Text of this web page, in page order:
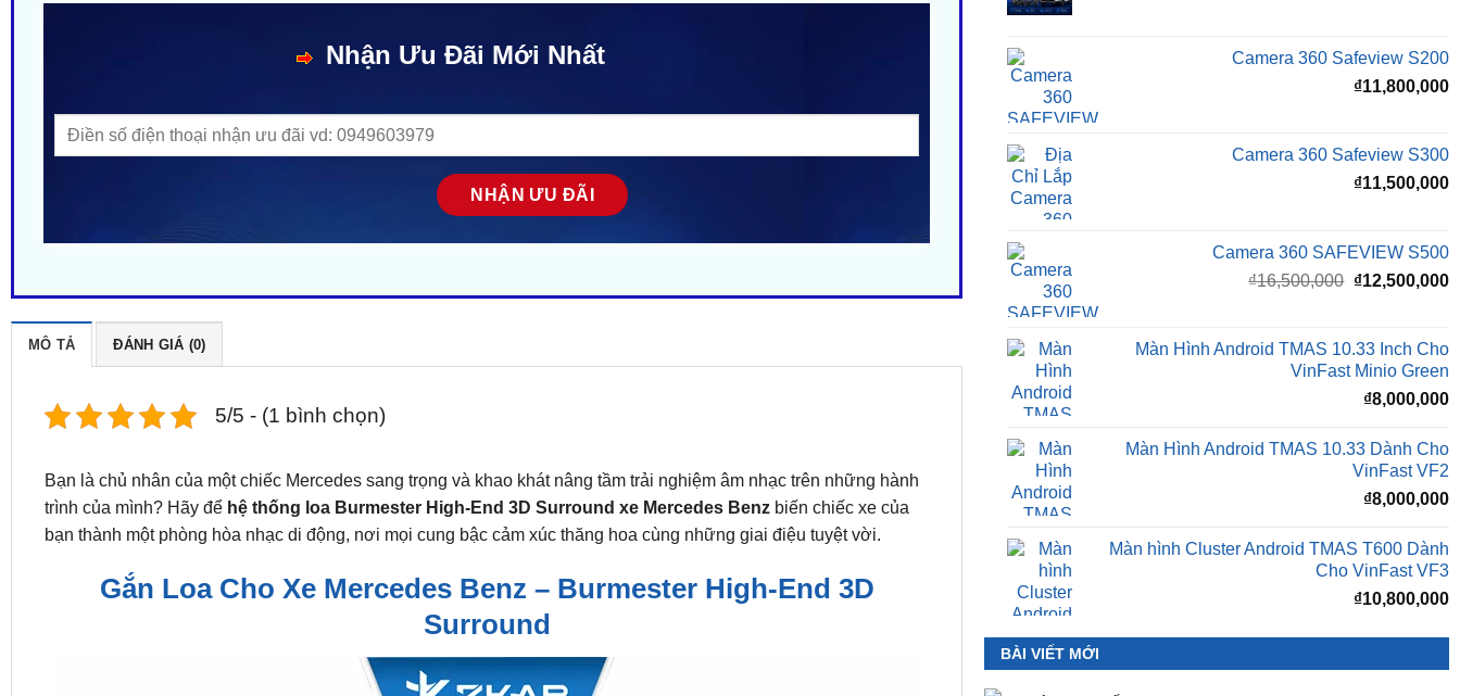
Nhận Ưu Đãi Mới Nhất
MÔ TẢ ĐÁNH GIÁ (0)
5/5 - (1 bình chọn)
Bạn là chủ nhân của một chiếc Mercedes sang trọng và khao khát nâng tầm trải nghiệm âm nhạc trên những hành
trình của mình? Hãy để hệ thống loa Burmester High-End 3D Surround xe Mercedes Benzbiến chiếc xe của
bạn thành một phòng hòa nhạc di động, nơi mọi cung bậc cảm xúc thăng hoa cùng những giai điệu tuyệt vời.
Gắn Loa Cho Xe Mercedes Benz – Burmester High-End 3D
Surround
₫16,500,000.
Camera 360 Safeview S200
₫11,800,000
Camera 360 Safeview S300
₫11,500,000
Camera 360 SAFEVIEW S500
₫16,500,000 Giá
₫16,500,000.
₫12,500,000
Màn Hình Android TMAS 10.33 Inch Cho
VinFast Minio Green
₫8,000,000
Màn Hình Android TMAS 10.33 Dành Cho
VinFast VF2
₫8,000,000
Màn hình Cluster Android TMAS T600 Dành
Cho VinFast VF3
₫10,800,000
BÀI VIẾT MỚI